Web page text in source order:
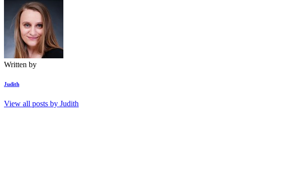
Written by
Judith
View all posts by Judith